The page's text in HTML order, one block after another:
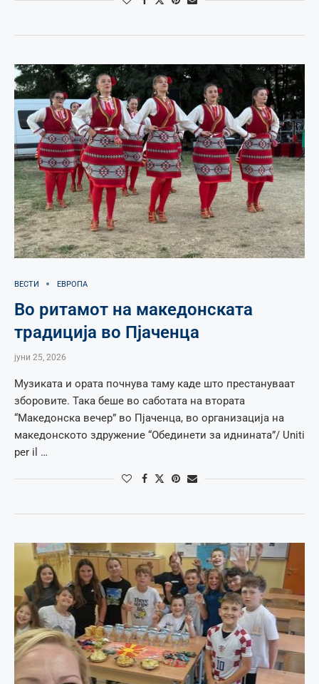
ВЕСТИ ЕВРОПА
Во ритамот на македонската
традиција во Пјаченца
јуни 25, 2026
Музиката и ората почнува таму каде што престануваат
зборовите. Така беше во саботата на втората
“Македонска вечер” во Пјаченца, во организација на
македонското здружение “Обединети за иднината”/ Uniti
per il …